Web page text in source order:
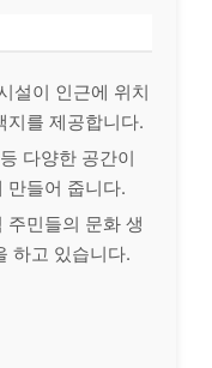
설이 인근에 위치
지를 제공합니다.
다양한 공간이
만들어 줍니다.
주민들의 문화 생
하고 있습니다.